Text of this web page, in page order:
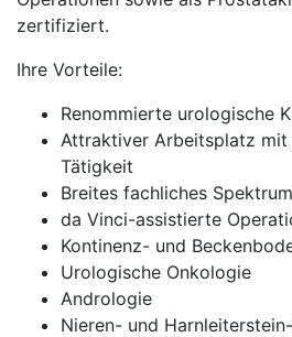
zertifiziert.
Ihre Vorteile:
Renommierte urologische
Attraktiver Arbeitsplatz mit
Tätigkeit
Breites fachliches Spektrum
da Vinci-assistierte
Kontinenz- und
Urologische Onkologie
Andrologie
Nieren- und